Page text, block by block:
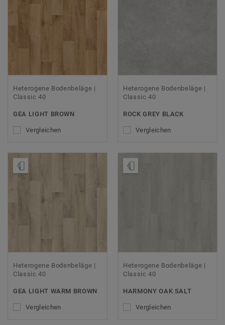
Heterogene Bodenbeläge |
Classic 40
GEA LIGHT BROWN
Vergleichen
Heterogene Bodenbeläge |
Classic 40
ROCK GREY BLACK
Vergleichen
Heterogene Bodenbeläge |
Classic 40
GEA LIGHT WARM BROWN
Vergleichen
Heterogene Bodenbeläge |
Classic 40
HARMONY OAK SALT
Vergleichen